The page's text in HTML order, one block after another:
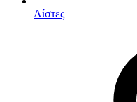
Λίστες